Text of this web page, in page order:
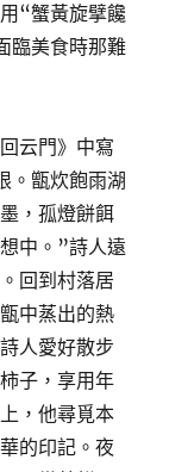
“蟹黃旋擘饞
臨美食時那難
云門》中寫
。甑炊飽雨湖
，孤燈餅餌
中。”詩人遠
回到村落居
中蒸出的熱
人愛好散步
子，享用年
，他尋覓本
的印記。夜